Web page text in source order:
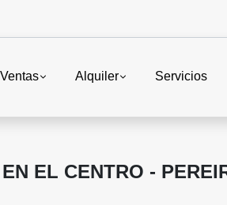
Ventas Alquiler Servicios
EL CENTRO -